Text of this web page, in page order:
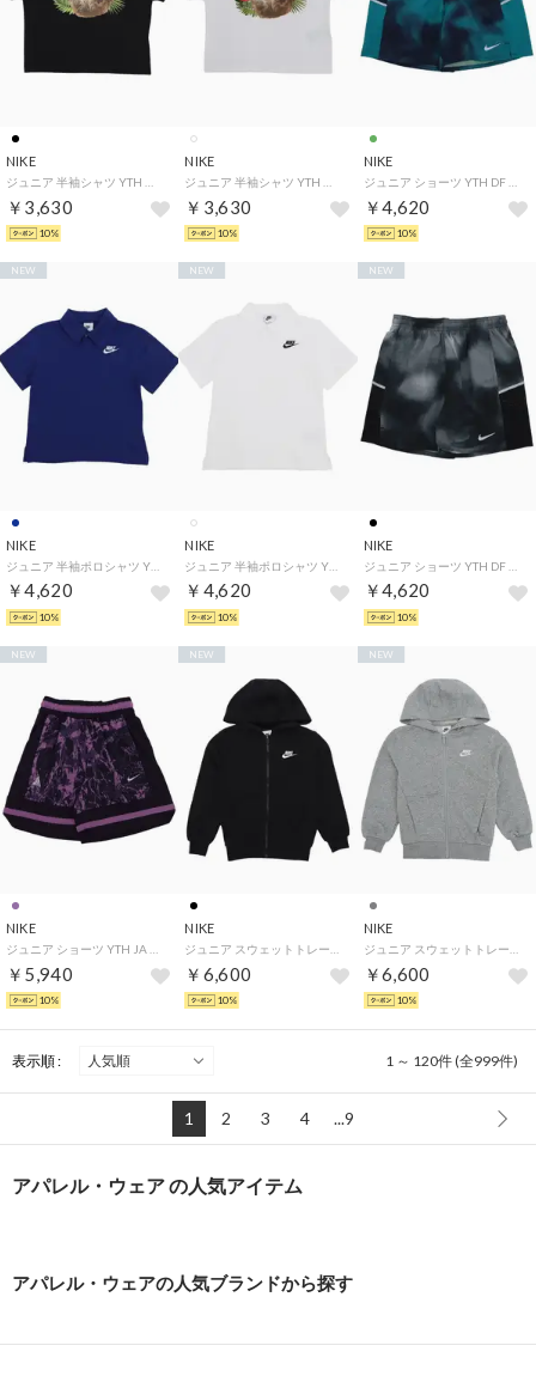
NIKE
ジュニア 半袖シャツ YTH ガールズ ボクシー フォト ANML S/S Tシャツ IQ5288010 （ブラック）
￥3,630
10%
NIKE
ジュニア 半袖シャツ YTH ガールズ ボクシー フォト ANML S/S Tシャツ IQ5288100 （ホワイト）
￥3,630
10%
NIKE
ジュニア ショーツ YTH DF マイラー ショート NOVELTY ショート IO3835372 （グリーン）
￥4,620
10%
NIKE
￥4,620
NEW
10%
NIKE
￥4,620
NEW
10%
NIKE
￥4,620
NEW
10%
NIKE
￥5,940
NEW
10%
NIKE
￥6,600
NEW
10%
NIKE
￥6,600
NEW
10%
表示順 : 1 ～ 120件 (全999件)
1 2 3 4 ...9
アパレル・ウェア の人気アイテム
アパレル・ウェアの人気ブランドから探す